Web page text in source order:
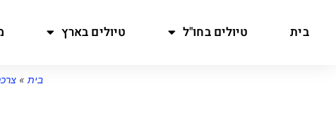
בית טיולים בחו"ל טיולים בארץ
בית »